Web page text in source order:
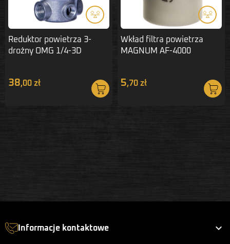
Reduktor powietrza 3-
drożny OMG 1/4-3D
38,00 zł
Wkład filtra powietrza
MAGNUM AF-4000
5,70 zł
Informacje kontaktowe 